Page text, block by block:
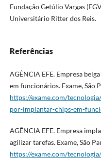
Fundação Getúlio Vargas
Universitário Ritter dos Reis.
Referências
AGÊNCIA EFE. Empresa
em funcionários. Exame, São
https://exame.com/
por-implantar-chips-em-
AGÊNCIA EFE. Empresa
agilizar tarefas. Exame, São
https://exame.com/